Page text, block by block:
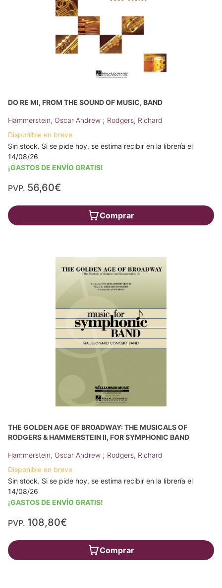
DO RE MI, FROM THE SOUND OF MUSIC, BAND
Hammerstein, Oscar Andrew ; Rodgers, Richard
Disponible en breve
Sin stock. Si se pide hoy, se estima recibir en la librería el
14/08/26
¡GASTOS DE ENVÍO GRATIS!
PVP. 56,60€
Comprar
THE GOLDEN AGE OF BROADWAY: THE MUSICALS OF
RODGERS & HAMMERSTEIN II, FOR SYMPHONIC BAND
Hammerstein, Oscar Andrew ; Rodgers, Richard
Disponible en breve
Sin stock. Si se pide hoy, se estima recibir en la librería el
14/08/26
¡GASTOS DE ENVÍO GRATIS!
PVP. 108,80€
Comprar